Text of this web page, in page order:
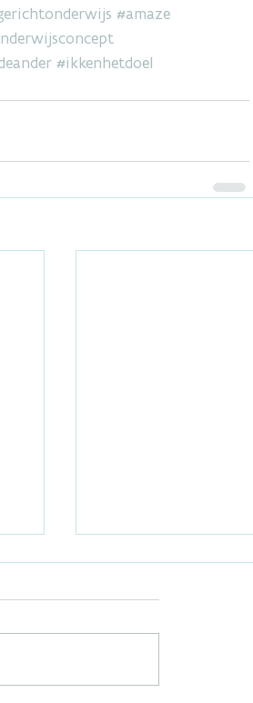
#amaze
#ikkenhetdoel